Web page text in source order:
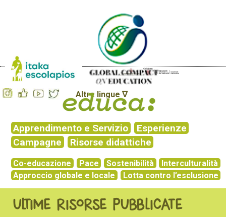
Altre lingue ∇
Apprendimento e Servizio
Esperienze
Campagne
Risorse didattiche
Co-educazione Pace Sostenibilità
Interculturalità
Approccio globale e locale
Lotta contro l’esclusione
ULTIME RISORSE PUBBLICATE